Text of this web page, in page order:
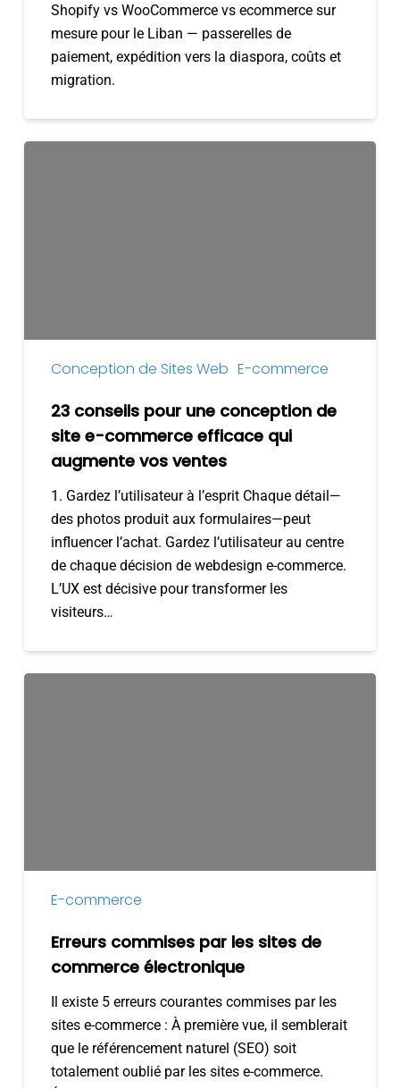
Shopify vs WooCommerce vs ecommerce sur
mesure pour le Liban — passerelles de
paiement, expédition vers la diaspora, coûts et
migration.
commerce
efficace
augmente
ventes
Conception de Sites Web E-commerce
23 conseils pour une conception de
site e-commerce efficace qui
augmente vos ventes
1. Gardez l’utilisateur à l’esprit Chaque détail—
des photos produit aux formulaires—peut
influencer l’achat. Gardez l’utilisateur au centre
de chaque décision de webdesign e-commerce.
L’UX est décisive pour transformer les
visiteurs…
E-commerce
Erreurs commises par les sites de
commerce électronique
Il existe 5 erreurs courantes commises par les
sites e-commerce : À première vue, il semblerait
que le référencement naturel (SEO) soit
totalement oublié par les sites e-commerce.